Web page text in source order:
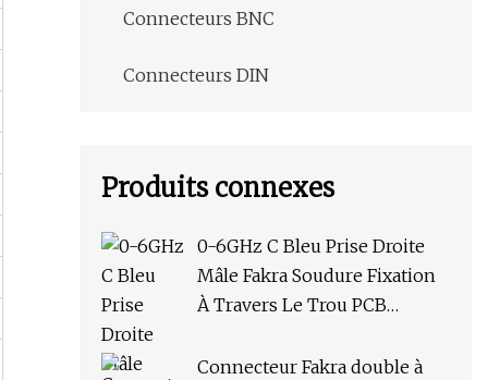
Connecteurs BNC
Connecteurs DIN
Produits connexes
0-6GHz C Bleu Prise Droite
Mâle Fakra Soudure Fixation
À Travers Le Trou PCB
Connecteur Auto Connecteur
Connecteur Fakra double à